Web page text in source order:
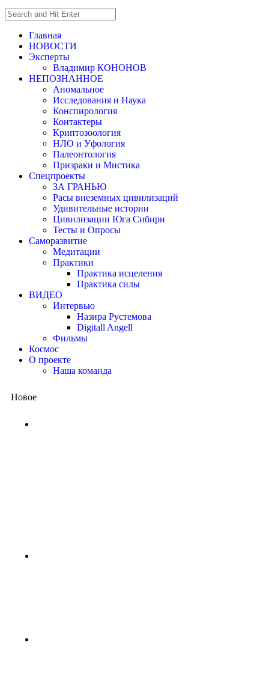
Главная
НОВОСТИ
Эксперты
Владимир КОНОНОВ
НЕПОЗНАННОЕ
Аномальное
Исследования и Наука
Конспирология
Контактеры
Криптозоология
НЛО и Уфология
Палеонтология
Призраки и Мистика
Спецпроекты
ЗА ГРАНЬЮ
Расы внеземных цивилизаций
Удивительные истории
Цивилизации Юга Сибири
Тесты и Опросы
Саморазвитие
Медитации
Практики
Практика исцеления
Практика силы
ВИДЕО
Интервью
Назира Рустемова
Digitall Angell
Фильмы
Космос
О проекте
Наша команда
Новое